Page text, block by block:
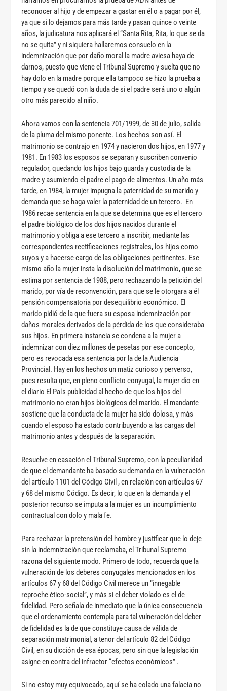
reconocer al hijo y de empezar a gastar en él o a pagar por él,
ya que si lo dejamos para más tarde y pasan quince o veinte
años, la judicatura nos aplicará el “Santa Rita, Rita, lo que se da
no se quita” y ni siquiera hallaremos consuelo en la
indemnización que por daño moral la madre aviesa haya de
darnos, puesto que viene el Tribunal Supremo y suelta que no
hay dolo en la madre porque ella tampoco se hizo la prueba a
tiempo y se quedó con la duda de si el padre será uno o algún
otro más parecido al niño.
Ahora vamos con la sentencia 701/1999, de 30 de julio, salida
de la pluma del mismo ponente. Los hechos son así. El
matrimonio se contrajo en 1974 y nacieron dos hijos, en 1977 y
1981. En 1983 los esposos se separan y suscriben convenio
regulador, quedando los hijos bajo guarda y custodia de la
madre y asumiendo el padre el pago de alimentos. Un año más
tarde, en 1984, la mujer impugna la paternidad de su marido y
demanda que se haga valer la paternidad de un tercero. En
1986 recae sentencia en la que se determina que es el tercero
el padre biológico de los dos hijos nacidos durante el
matrimonio y obliga a ese tercero a inscribir, mediante las
correspondientes rectificaciones registrales, los hijos como
suyos y a hacerse cargo de las obligaciones pertinentes. Ese
mismo año la mujer insta la disolución del matrimonio, que se
estima por sentencia de 1988, pero rechazando la petición del
marido, por vía de reconvención, para que se le otorgara a él
pensión compensatoria por desequilibrio económico. El
marido pidió de la que fuera su esposa indemnización por
daños morales derivados de la pérdida de los que consideraba
sus hijos. En primera instancia se condena a la mujer a
indemnizar con diez millones de pesetas por ese concepto,
pero es revocada esa sentencia por la de la Audiencia
Provincial. Hay en los hechos un matiz curioso y perverso,
pues resulta que, en pleno conflicto conyugal, la mujer dio en
el diario El País publicidad al hecho de que los hijos del
matrimonio no eran hijos biológicos del marido. El mandante
sostiene que la conducta de la mujer ha sido dolosa, y más
cuando el esposo ha estado contribuyendo a las cargas del
matrimonio antes y después de la separación.
Resuelve en casación el Tribunal Supremo, con la peculiaridad
de que el demandante ha basado su demanda en la vulneración
del artículo 1101 del Código Civil , en relación con artículos 67
y 68 del mismo Código. Es decir, lo que en la demanda y el
posterior recurso se imputa a la mujer es un incumplimiento
contractual con dolo y mala fe.
Para rechazar la pretensión del hombre y justificar que lo deje
sin la indemnización que reclamaba, el Tribunal Supremo
razona del siguiente modo. Primero de todo, recuerda que la
vulneración de los deberes conyugales mencionados en los
artículos 67 y 68 del Código Civil merece un “innegable
reproche ético-social”, y más si el deber violado es el de
fidelidad. Pero señala de inmediato que la única consecuencia
que el ordenamiento contempla para tal vulneración del deber
de fidelidad es la de que constituye causa de válida de
separación matrimonial, a tenor del artículo 82 del Código
Civil, en su dicción de esa épocas, pero sin que la legislación
asigne en contra del infractor “efectos económicos” .
Si no estoy muy equivocado, aquí se ha colado una falacia no